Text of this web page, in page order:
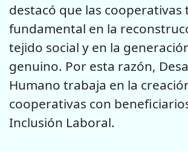
destacó que las cooperativas
fundamental en la
tejido social y en la
genuino. Por esta razón,
Humano trabaja en la
cooperativas con
Inclusión Laboral.